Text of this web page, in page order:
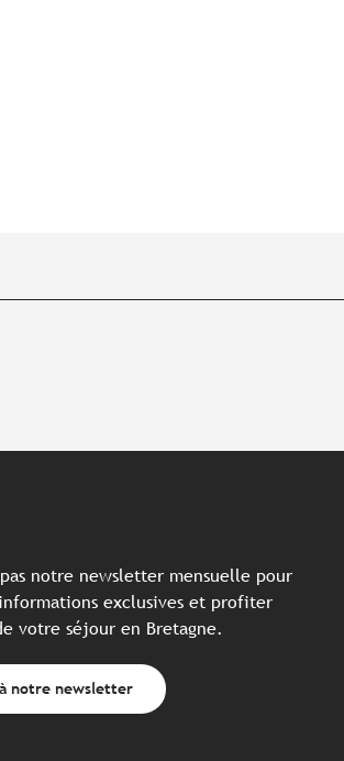
notre newsletter mensuelle pour
exclusives et profiter
votre séjour en Bretagne.
notre newsletter